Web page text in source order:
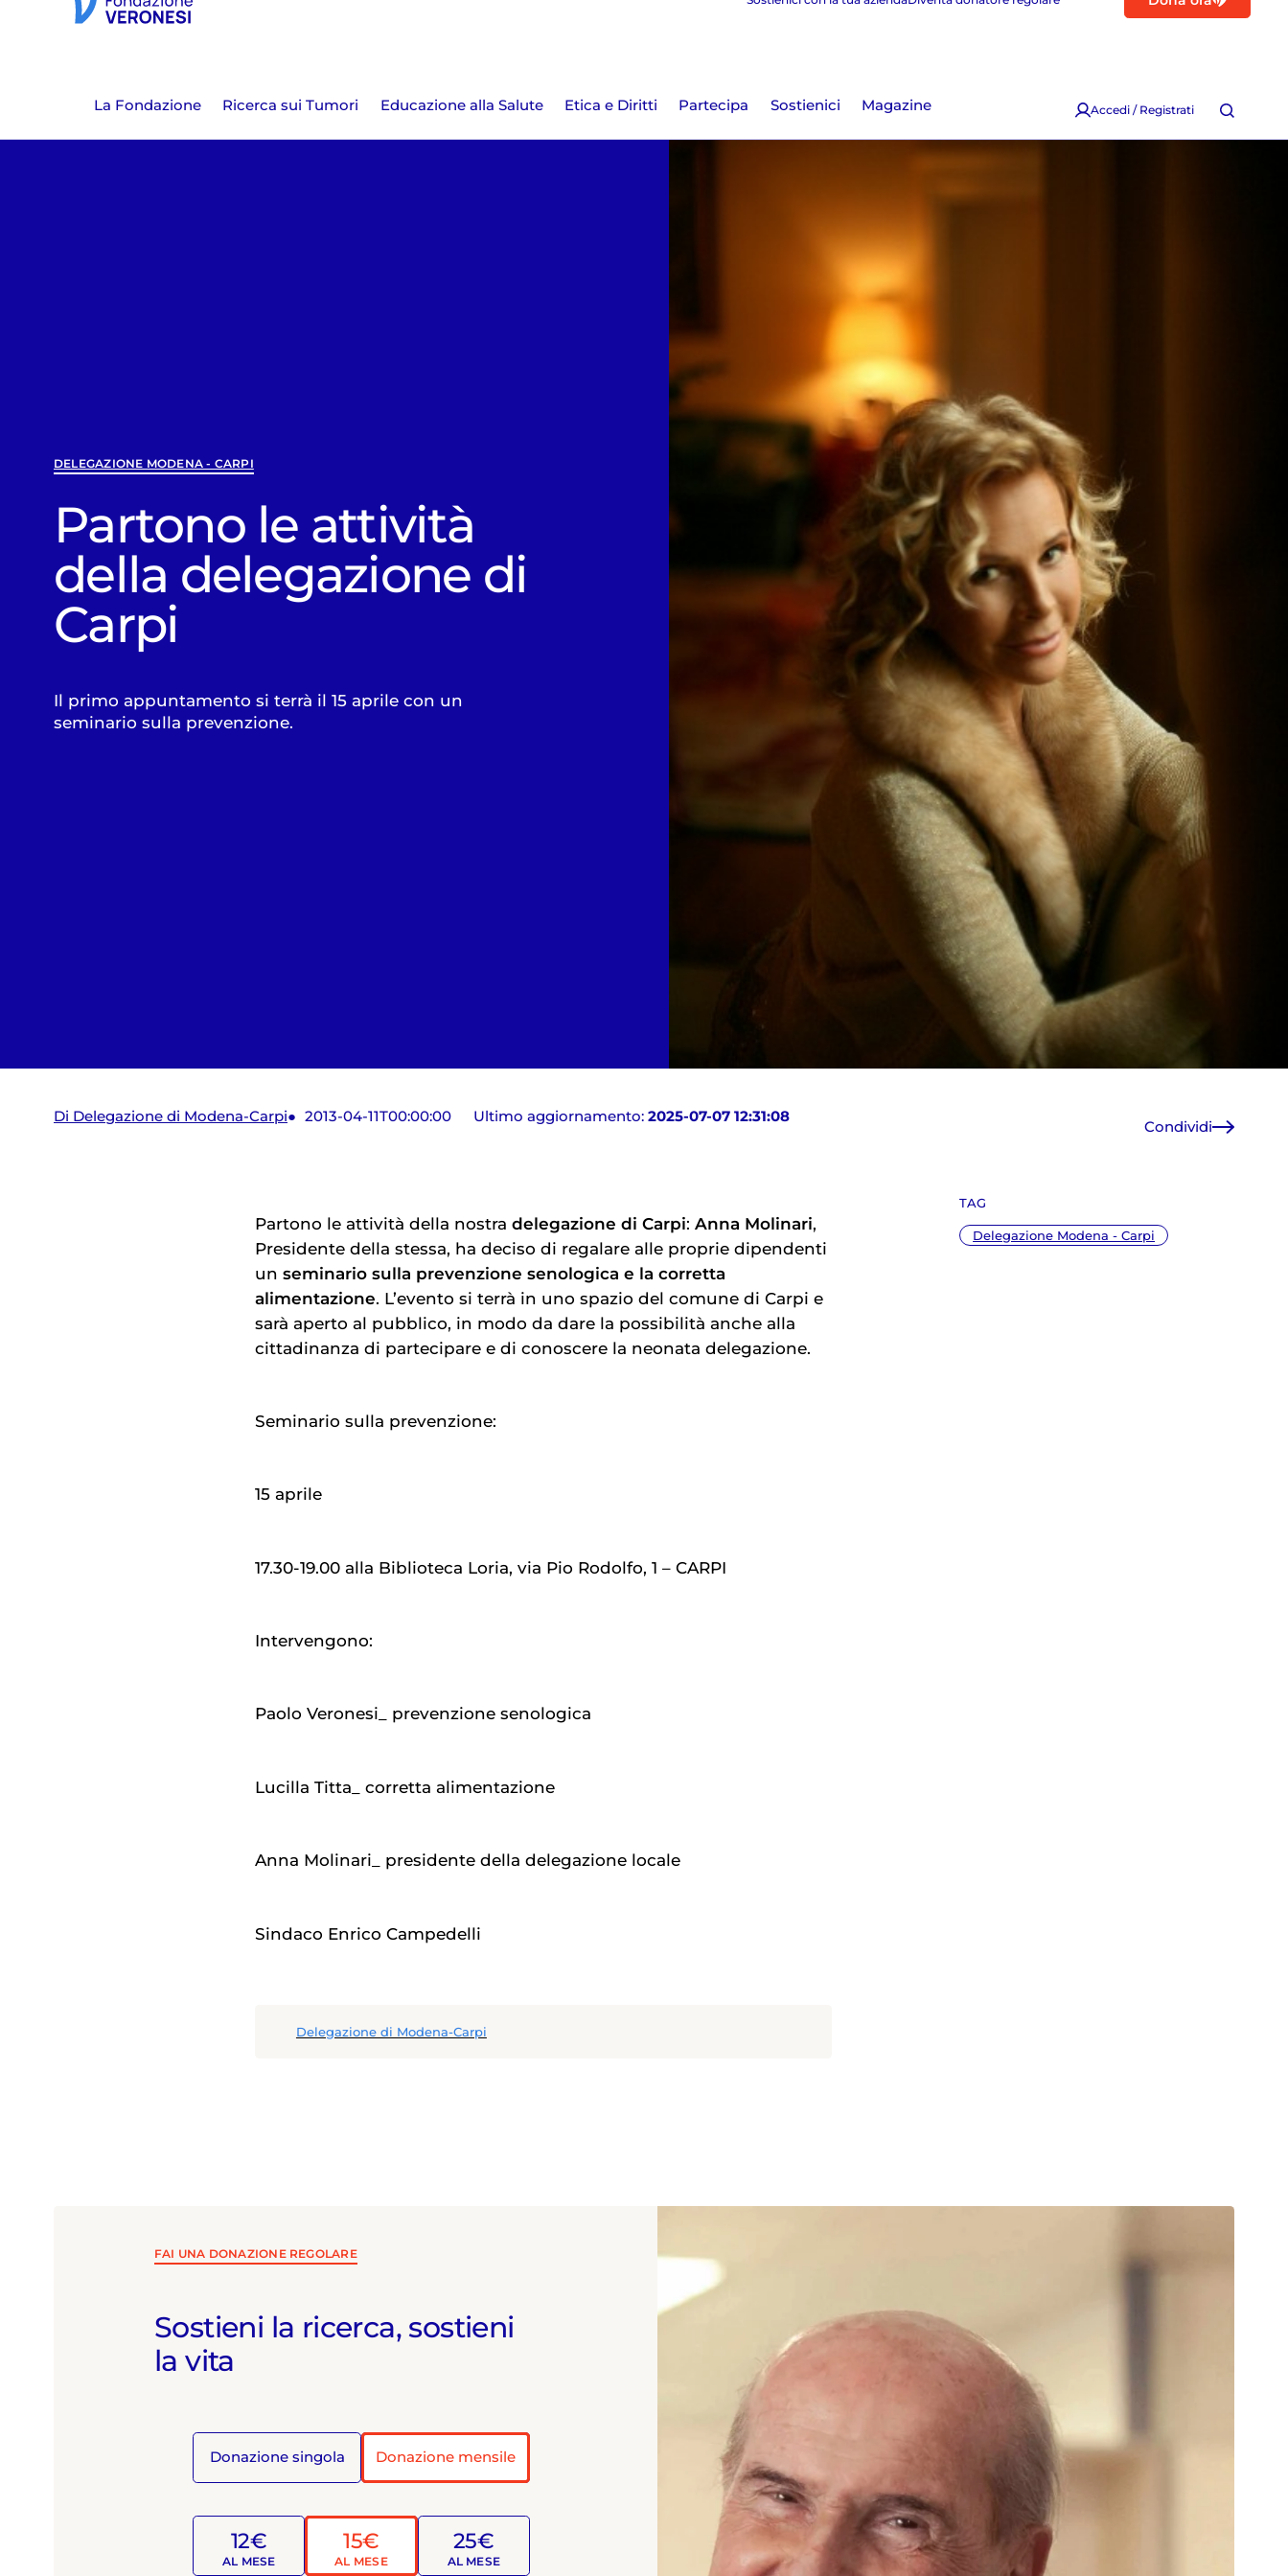
La Fondazione Ricerca sui Tumori Educazione alla Salute Etica e Diritti Partecipa Sostienici Magazine Accedi / Registrati
DELEGAZIONE MODENA - CARPI
Partono le attività
della delegazione di
Carpi
Il primo appuntamento si terrà il 15 aprile con un
seminario sulla prevenzione.
Di Delegazione di Modena-Carpi 2013-04-11T00:00:00 Ultimo aggiornamento: 2025-07-07 12:31:08
Condividi
E-Mail
TAG
Delegazione Modena - Carpi
Partono le attività della nostra delegazione di Carpi: Anna Molinari,
Presidente della stessa, ha deciso di regalare alle proprie dipendenti
un seminario sulla prevenzione senologica e la corretta
alimentazione. L’evento si terrà in uno spazio del comune di Carpi e
sarà aperto al pubblico, in modo da dare la possibilità anche alla
cittadinanza di partecipare e di conoscere la neonata delegazione.
Seminario sulla prevenzione:
15 aprile
17.30-19.00 alla Biblioteca Loria, via Pio Rodolfo, 1 – CARPI
Intervengono:
Paolo Veronesi_ prevenzione senologica
Lucilla Titta_ corretta alimentazione
Anna Molinari_ presidente della delegazione locale
Sindaco Enrico Campedelli
Delegazione di Modena-Carpi
FAI UNA DONAZIONE REGOLARE
Sostieni la ricerca, sostieni
la vita
Donazione singola Donazione mensile
12€
AL MESE
15€
AL MESE
25€
AL MESE